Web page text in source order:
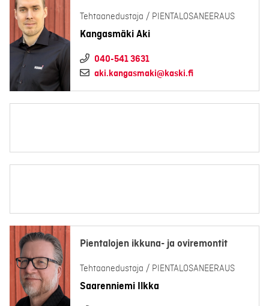
Tehtaanedustaja / PIENTALOSANEERAUS
Kangasmäki Aki
040-541 3631
aki.kangasmaki@kaski.fi
Pientalojen ikkuna- ja oviremontit
Tehtaanedustaja / PIENTALOSANEERAUS
Saarenniemi Ilkka